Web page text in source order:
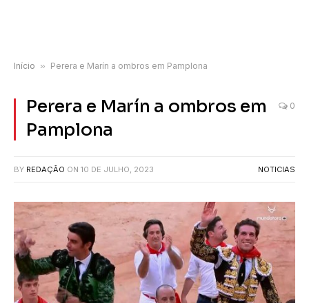
Início » Perera e Marín a ombros em Pamplona
Perera e Marín a ombros em
Pamplona
0
BY REDAÇÃO ON 10 DE JULHO, 2023 NOTICIAS